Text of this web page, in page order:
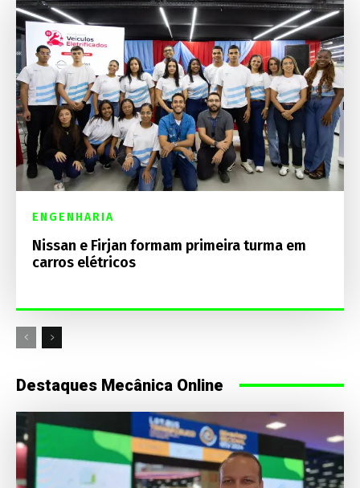
ENGENHARIA
Nissan e Firjan formam primeira turma em
carros elétricos
Destaques Mecânica Online